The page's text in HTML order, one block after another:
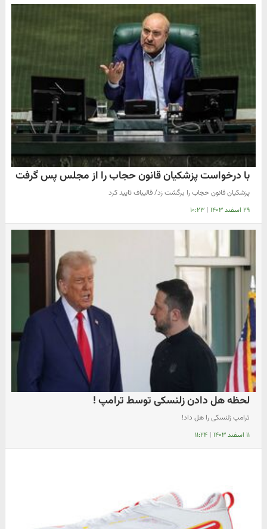
با درخواست پزشکیان قانون حجاب را از مجلس پس گرفت
پزشکیان قانون حجاب را برگشت زد/ قالیباف تایید کرد
۲۹ اسفند ۱۴۰۳ | ۱۰:۲۳
لحظه هل دادن زلنسکی توسط ترامپ !
ترامپ زلنسکی را هل داد!
۱۱ اسفند ۱۴۰۳ | ۱۱:۲۴